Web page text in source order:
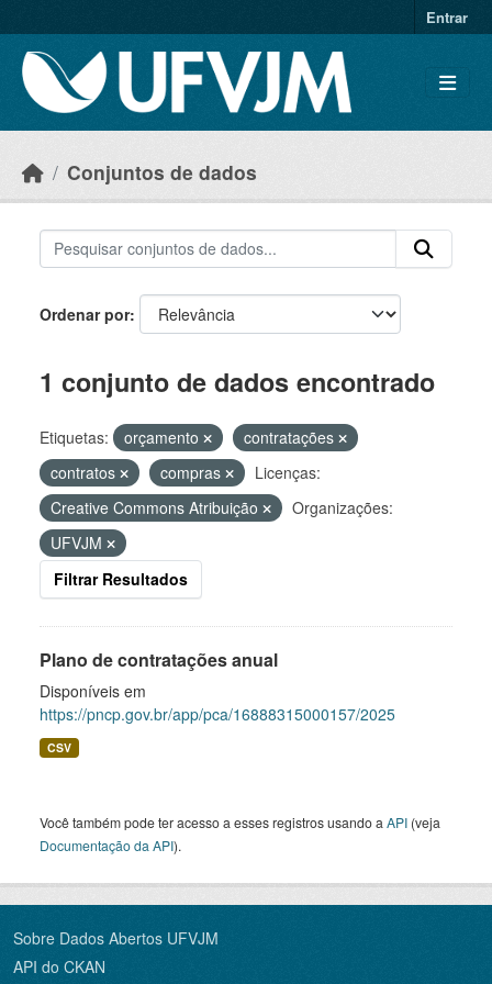
Entrar
Conjuntos de dados
Ordenar por
1 conjunto de dados encontrado
Etiquetas: orçamento
contratações
contratos
compras
Licenças:
Creative Commons Atribuição
Organizações:
UFVJM
Filtrar Resultados
Plano de contratações anual
Disponíveis em
https://pncp.gov.br/app/pca/16888315000157/2025
CSV
Você também pode ter acesso a esses registros usando a API (veja
Documentação da API).
Sobre Dados Abertos UFVJM
API do CKAN